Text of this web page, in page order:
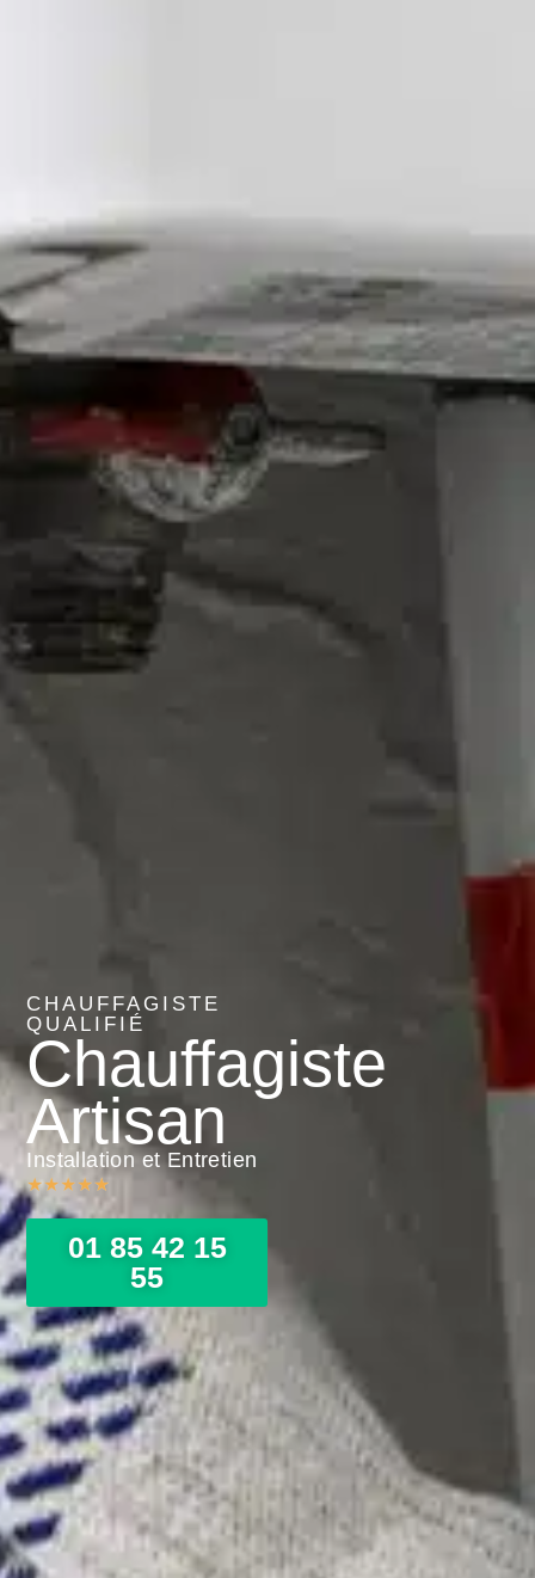
CHAUFFAGISTE
QUALIFIÉ
Chauffagiste
Artisan
Installation et Entretien
★★★★★
01 85 42 15
55